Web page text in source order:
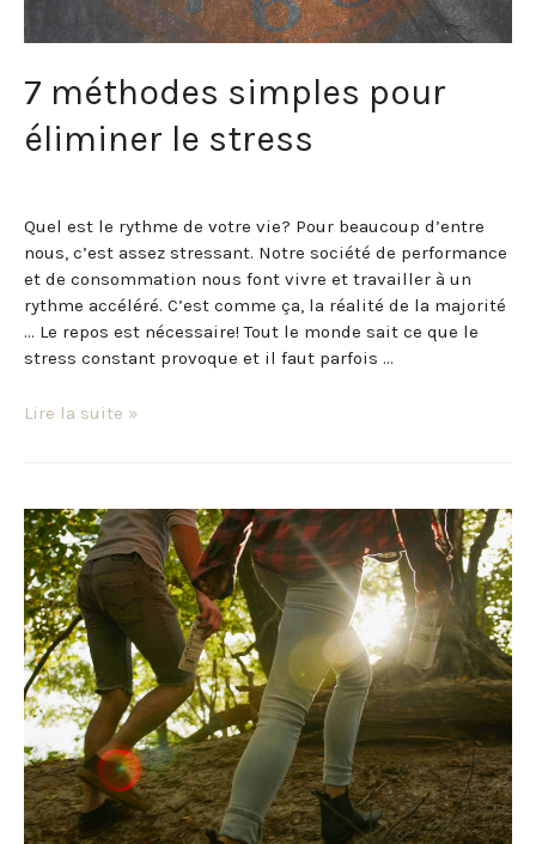
7 méthodes simples pour
éliminer le stress
Quel est le rythme de votre vie? Pour beaucoup d’entre
nous, c’est assez stressant. Notre société de performance
et de consommation nous font vivre et travailler à un
rythme accéléré. C’est comme ça, la réalité de la majorité
… Le repos est nécessaire! Tout le monde sait ce que le
stress constant provoque et il faut parfois …
Lire la suite »